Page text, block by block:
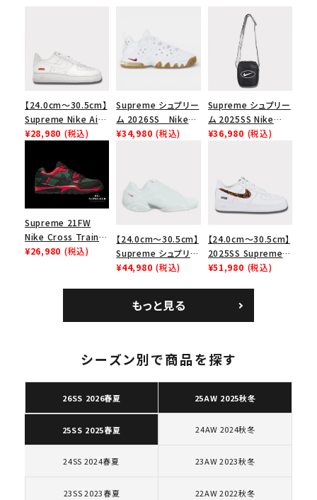
人気ワード 2026SS 2025AW
Tシャツ・ロングスリーブ
キャップ・ハット
パーカー・クルーネック
ショルダー・ウエストバッグ
カテゴリーから探す
並び順
価格から探す
在庫のない商品を表示する
【24.0cm～30.5cm】
Supreme Nike Air
Force 1 Low シュプ
ース１スニーカー シ
ューズ ホワイト
¥28,980 (税込)
Supreme シュプリー
ム 2026SS Nike
SB Air Max 2 CB 94
¥34,980 (税込)
Supreme シュプリー
ム 2025SS Nike
Leather Shoulder
¥36,980 (税込)
Supreme 21FW
Nike Cross Trainer
Low ナイキクロスト
¥26,980 (税込)
【24.0cm～30.5cm】
Supreme シュプリー
ム 2023AW Nike
カー ホワイト 白
¥44,980 (税込)
【24.0cm～30.5cm】
2025SS Supreme
GOODENOUGH
ムグッドイナフ ナイキ
エアフォース１スニー
ト
¥51,980 (税込)
もっと見る
シーズン別で商品を探す
26SS 2026春夏 25AW 2025秋冬
25SS 2025春夏 24AW 2024秋冬
24SS 2024春夏 23AW 2023秋冬
23SS 2023春夏 22AW 2022秋冬